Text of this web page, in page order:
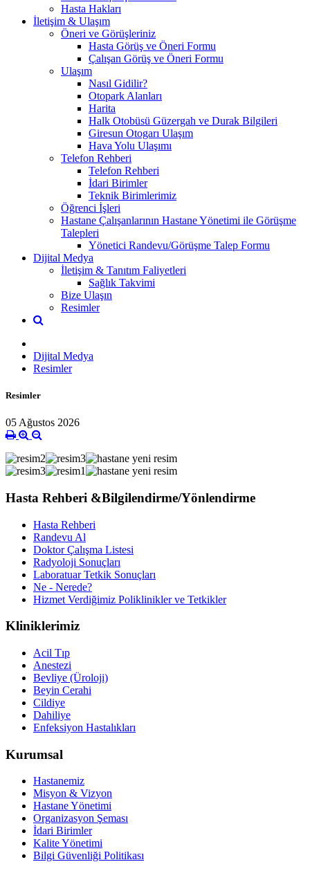
Hasta Hakları
İletişim & Ulaşım
Öneri ve Görüşleriniz
Hasta Görüş ve Öneri Formu
Çalışan Görüş ve Öneri Formu
Ulaşım
Nasıl Gidilir?
Otopark Alanları
Harita
Halk Otobüsü Güzergah ve Durak Bilgileri
Giresun Otogarı Ulaşım
Hava Yolu Ulaşımı
Telefon Rehberi
Telefon Rehberi
İdari Birimler
Teknik Birimlerimiz
Öğrenci İşleri
Hastane Çalışanlarının Hastane Yönetimi ile Görüşme
Talepleri
Yönetici Randevu/Görüşme Talep Formu
Dijital Medya
İletişim & Tanıtım Faliyetleri
Sağlık Takvimi
Bize Ulaşın
Resimler
Dijital Medya
Resimler
Resimler
05 Ağustos 2026
Hasta Rehberi &Bilgilendirme/Yönlendirme
Hasta Rehberi
Randevu Al
Doktor Çalışma Listesi
Radyoloji Sonuçları
Laboratuar Tetkik Sonuçları
Ne - Nerede?
Hizmet Verdiğimiz Poliklinikler ve Tetkikler
Kliniklerimiz
Acil Tıp
Anestezi
Bevliye (Üroloji)
Beyin Cerahi
Cildiye
Dahiliye
Enfeksiyon Hastalıkları
Kurumsal
Hastanemiz
Misyon & Vizyon
Hastane Yönetimi
Organizasyon Şeması
İdari Birimler
Kalite Yönetimi
Bilgi Güvenliği Politikası